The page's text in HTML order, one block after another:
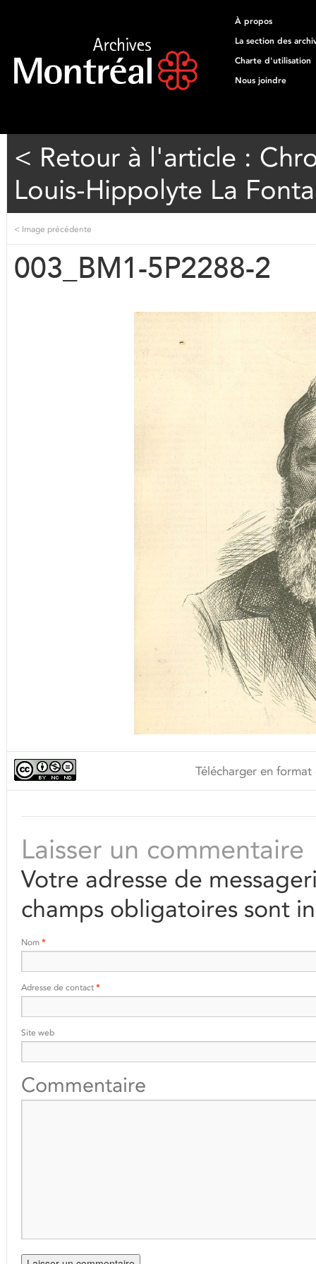
À propos
La section des
Charte d'utilisation
Nous joindre
< Retour à l'article :
Louis-Hippolyte La
< Image précédente
003_BM1-5P2288-2
Télécharger en
Laisser un commentaire
Votre adresse de
champs obligatoires sont
Nom *
Adresse de contact *
Site web
Commentaire